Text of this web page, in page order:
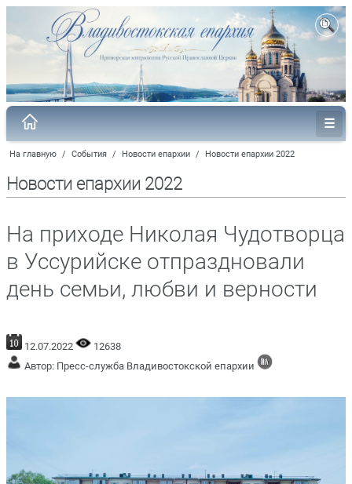
На главную / События / Новости епархии / Новости епархии 2022
Новости епархии 2022
На приходе Николая Чудотворца
в Уссурийске отпраздновали
день семьи, любви и верности
12.07.2022
12638
Автор: Пресс-служба Владивостокской епархии